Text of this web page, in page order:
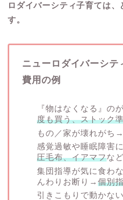
ロダイバーシティ子育ては、
す。
ニューロダイバーシテ
費用の例
『物はなくなる』の
度も買う、ストック
もの／家が壊れがち→
感覚過敏や睡眠障害
圧毛布、イアマフなど
集団指導が気に食わ
んわりお断り→ 個別
引きこもりで動かな